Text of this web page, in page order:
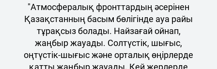
"Атмосфералық фронттардың әсерінен
Қазақстанның басым бөлігінде ауа райы
тұрақсыз болады. Найзағай ойнап,
жаңбыр жауады. Солтүстік, шығыс,
оңтүстік-шығыс және орталық өңірлерде
қатты жаңбыр жауады. Кей жерлерде